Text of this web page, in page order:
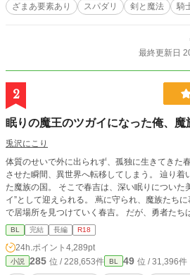
ざまあ要素あり
スパダリ 剣と魔法 騎
最終更新日
2
眠りの魔王のツガイになった俺、
兎沢にこり
体質のせいで外に出られず、孤独に生きてきた
させた瞬間、異世界へ転移してしまう。 辿り着いたのは、勇者に滅ぼされかけ
た魔族の国。 そこで春吉は、深い眠りについた美しい魔王ノクティスの“ツガ
イ”として迎えられる。 蔦に守られ、魔族たちに慕われながら、少しずつこの国
で居場所を見つけていく春吉。 だが、勇者たちは再び魔王を殺そうと動き始め
ていて――。 「何もしないなんて、無理だろ」 優しすぎる魔王と、そのツガイ
になった青年が、傷ついた国と心を再生してい
ジー。
BL 完結 長編 R18
24h.ポイント 4,289pt
小説 285 位 / 228,653件 BL 49 位 / 31,396件